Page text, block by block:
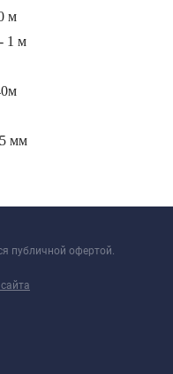
м
1 м
м
мм
публичной офертой.